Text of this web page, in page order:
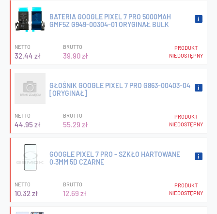
BATERIA GOOGLE PIXEL 7 PRO 5000MAH
GMF5Z G949-00304-01 ORYGINAŁ BULK
NETTO
32.44 zł
BRUTTO
39.90 zł
PRODUKT
NIEDOSTĘPNY
GŁOŚNIK GOOGLE PIXEL 7 PRO G863-00403-04
[ORYGINAŁ]
NETTO
44.95 zł
BRUTTO
55.29 zł
PRODUKT
NIEDOSTĘPNY
GOOGLE PIXEL 7 PRO - SZKŁO HARTOWANE
0.3MM 5D CZARNE
NETTO
10.32 zł
BRUTTO
12.69 zł
PRODUKT
NIEDOSTĘPNY